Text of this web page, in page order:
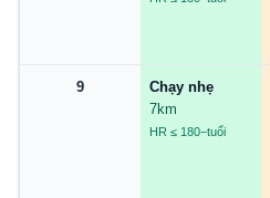
9
Chạy nhẹ
7km
HR ≤ 180−tuổi